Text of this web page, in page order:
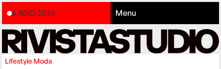
6 AGO 2026 Menu
Lifestyle Moda